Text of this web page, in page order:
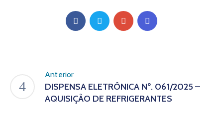
Anterior
DISPENSA ELETRÔNICA Nº. 061/2025 –
AQUISIÇÃO DE REFRIGERANTES